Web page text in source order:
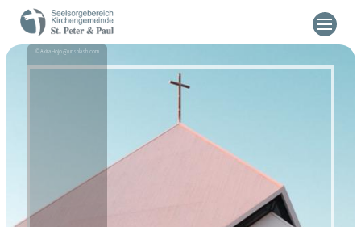
© Akira Hojo @ unsplash.com